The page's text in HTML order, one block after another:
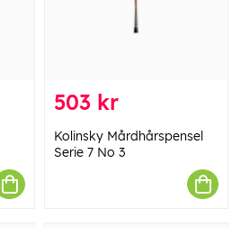
503 kr
Kolinsky Mårdhårspensel
Serie 7 No 3